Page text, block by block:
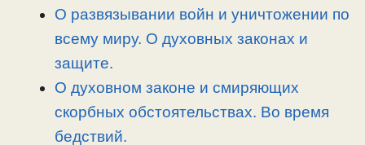
a
О развязывании войн и уничтожении по
всему миру. О духовных законах и
защите.
О духовном законе и смиряющих
скорбных обстоятельствах. Во время
бедствий.